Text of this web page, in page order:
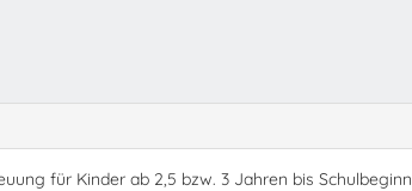
für Kinder ab 2,5 bzw. 3 Jahren bis Schulbeginn